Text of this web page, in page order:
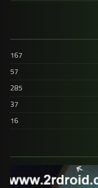
167
57
285
37
16